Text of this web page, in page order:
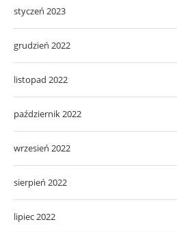
styczeń 2023
grudzień 2022
listopad 2022
październik 2022
wrzesień 2022
sierpień 2022
lipiec 2022